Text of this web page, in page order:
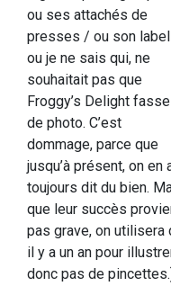
ou ses attachés de
presses / ou son
ou je ne sais qui, ne
souhaitait pas que
Froggy’s Delight fasse
de photo. C’est
dommage, parce que
jusqu’à présent, on en
toujours dit du bien.
que leur succès
pas grave, on utilisera
il y a un an pour
donc pas de